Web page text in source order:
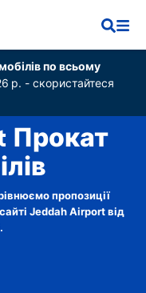
по всьому
р. - скористайтеся
Прокат
пропозиції
Jeddah Airport від